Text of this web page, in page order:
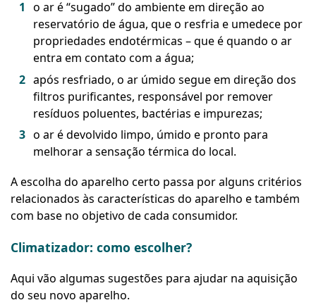
o ar é “sugado” do ambiente em direção ao
reservatório de água, que o resfria e umedece por
propriedades endotérmicas – que é quando o ar
entra em contato com a água;
após resfriado, o ar úmido segue em direção dos
filtros purificantes, responsável por remover
resíduos poluentes, bactérias e impurezas;
o ar é devolvido limpo, úmido e pronto para
melhorar a sensação térmica do local.
A escolha do aparelho certo passa por alguns critérios
relacionados às características do aparelho e também
com base no objetivo de cada consumidor.
Climatizador: como escolher?
Aqui vão algumas sugestões para ajudar na aquisição
do seu novo aparelho.